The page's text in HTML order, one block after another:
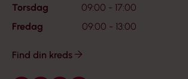
Torsdag
09:00 - 17:00
Fredag
09:00 - 13:00
Find din kreds